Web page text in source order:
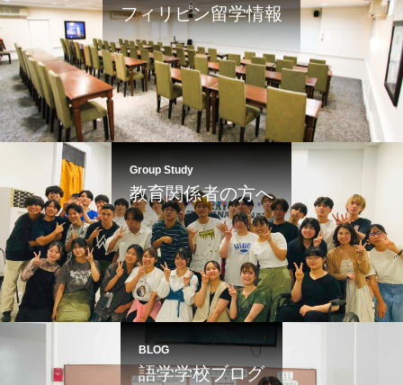
フィリピン留学情報
Group Study
教育関係者の方へ
BLOG
語学学校ブログ